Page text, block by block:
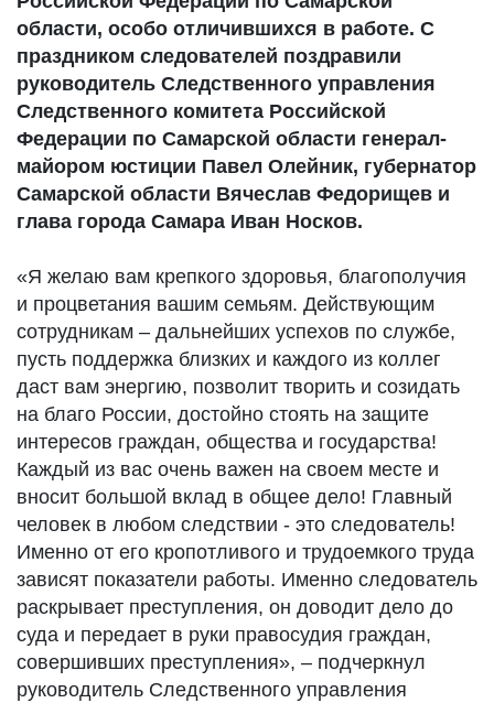
области, особо отличившихся в работе. С
праздником следователей поздравили
руководитель Следственного управления
Следственного комитета Российской
Федерации по Самарской области генерал-
майором юстиции Павел Олейник, губернатор
Самарской области Вячеслав Федорищев и
глава города Самара Иван Носков.
«Я желаю вам крепкого здоровья, благополучия
и процветания вашим семьям. Действующим
сотрудникам – дальнейших успехов по службе,
пусть поддержка близких и каждого из коллег
даст вам энергию, позволит творить и созидать
на благо России, достойно стоять на защите
интересов граждан, общества и государства!
Каждый из вас очень важен на своем месте и
вносит большой вклад в общее дело! Главный
человек в любом следствии - это следователь!
Именно от его кропотливого и трудоемкого труда
зависят показатели работы. Именно следователь
раскрывает преступления, он доводит дело до
суда и передает в руки правосудия граждан,
совершивших преступления», – подчеркнул
руководитель Следственного управления